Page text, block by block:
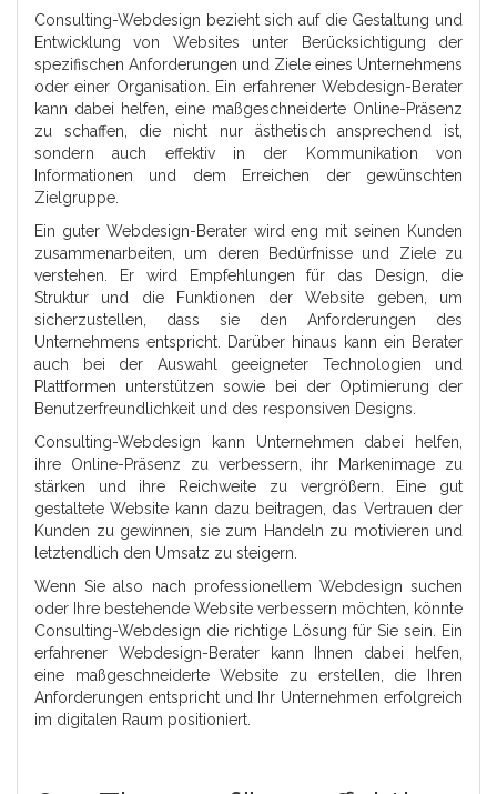
Consulting-Webdesign bezieht sich auf die Gestaltung und
Entwicklung von Websites unter Berücksichtigung der
spezifischen Anforderungen und Ziele eines Unternehmens
oder einer Organisation. Ein erfahrener Webdesign-Berater
kann dabei helfen, eine maßgeschneiderte Online-Präsenz
zu schaffen, die nicht nur ästhetisch ansprechend ist,
sondern auch effektiv in der Kommunikation von
Informationen und dem Erreichen der gewünschten
Zielgruppe.
Ein guter Webdesign-Berater wird eng mit seinen Kunden
zusammenarbeiten, um deren Bedürfnisse und Ziele zu
verstehen. Er wird Empfehlungen für das Design, die
Struktur und die Funktionen der Website geben, um
sicherzustellen, dass sie den Anforderungen des
Unternehmens entspricht. Darüber hinaus kann ein Berater
auch bei der Auswahl geeigneter Technologien und
Plattformen unterstützen sowie bei der Optimierung der
Benutzerfreundlichkeit und des responsiven Designs.
Consulting-Webdesign kann Unternehmen dabei helfen,
ihre Online-Präsenz zu verbessern, ihr Markenimage zu
stärken und ihre Reichweite zu vergrößern. Eine gut
gestaltete Website kann dazu beitragen, das Vertrauen der
Kunden zu gewinnen, sie zum Handeln zu motivieren und
letztendlich den Umsatz zu steigern.
Wenn Sie also nach professionellem Webdesign suchen
oder Ihre bestehende Website verbessern möchten, könnte
Consulting-Webdesign die richtige Lösung für Sie sein. Ein
erfahrener Webdesign-Berater kann Ihnen dabei helfen,
eine maßgeschneiderte Website zu erstellen, die Ihren
Anforderungen entspricht und Ihr Unternehmen erfolgreich
im digitalen Raum positioniert.